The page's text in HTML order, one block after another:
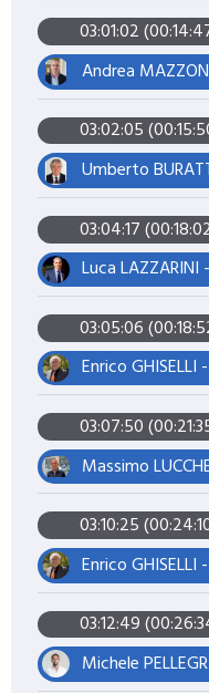
03:01:02
Andrea
03:02:05
Umberto
03:04:17
Luca
03:05:06
Enrico
03:07:50
03:10:25
Enrico
03:12:49